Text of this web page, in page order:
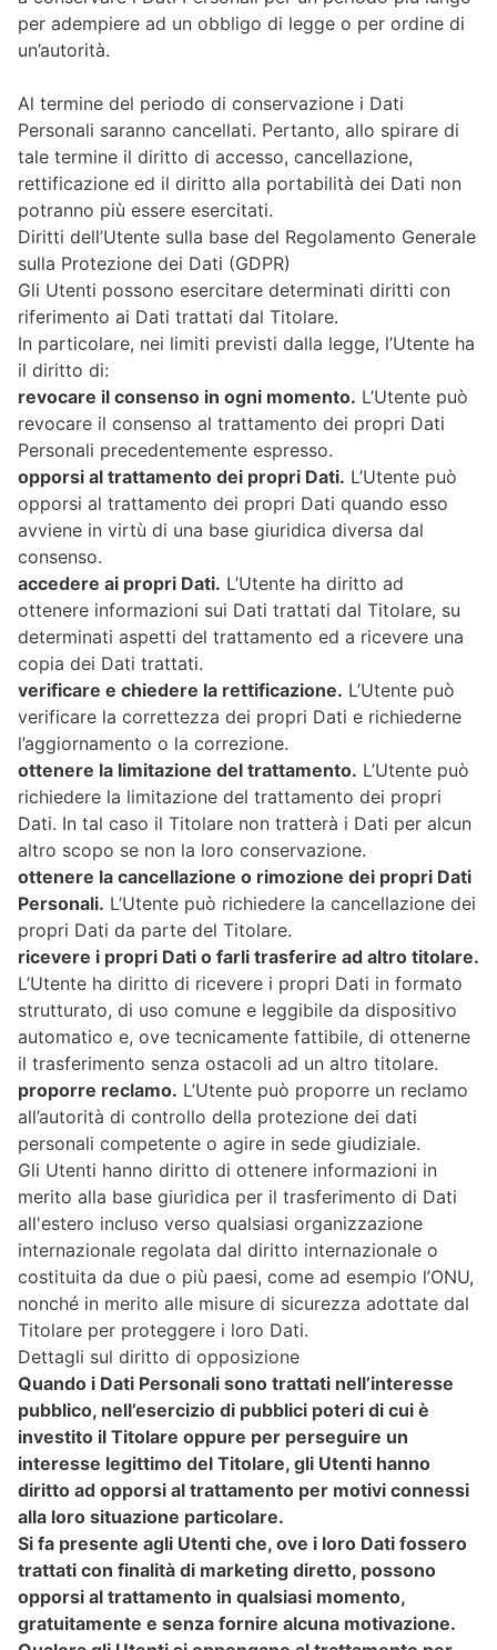
per adempiere ad un obbligo di legge o per ordine di
un’autorità.
Al termine del periodo di conservazione i Dati
Personali saranno cancellati. Pertanto, allo spirare di
tale termine il diritto di accesso, cancellazione,
rettificazione ed il diritto alla portabilità dei Dati non
potranno più essere esercitati.
Diritti dell’Utente sulla base del Regolamento Generale
sulla Protezione dei Dati (GDPR)
Gli Utenti possono esercitare determinati diritti con
riferimento ai Dati trattati dal Titolare.
In particolare, nei limiti previsti dalla legge, l’Utente ha
il diritto di:
revocare il consenso in ogni momento. L’Utente può
revocare il consenso al trattamento dei propri Dati
Personali precedentemente espresso.
opporsi al trattamento dei propri Dati. L’Utente può
opporsi al trattamento dei propri Dati quando esso
avviene in virtù di una base giuridica diversa dal
consenso.
accedere ai propri Dati. L’Utente ha diritto ad
ottenere informazioni sui Dati trattati dal Titolare, su
determinati aspetti del trattamento ed a ricevere una
copia dei Dati trattati.
verificare e chiedere la rettificazione. L’Utente può
verificare la correttezza dei propri Dati e richiederne
l’aggiornamento o la correzione.
ottenere la limitazione del trattamento. L’Utente può
richiedere la limitazione del trattamento dei propri
Dati. In tal caso il Titolare non tratterà i Dati per alcun
altro scopo se non la loro conservazione.
ottenere la cancellazione o rimozione dei propri Dati
Personali. L’Utente può richiedere la cancellazione dei
propri Dati da parte del Titolare.
ricevere i propri Dati o farli trasferire ad altro titolare.
L’Utente ha diritto di ricevere i propri Dati in formato
strutturato, di uso comune e leggibile da dispositivo
automatico e, ove tecnicamente fattibile, di ottenerne
il trasferimento senza ostacoli ad un altro titolare.
proporre reclamo. L’Utente può proporre un reclamo
all’autorità di controllo della protezione dei dati
personali competente o agire in sede giudiziale.
Gli Utenti hanno diritto di ottenere informazioni in
merito alla base giuridica per il trasferimento di Dati
all'estero incluso verso qualsiasi organizzazione
internazionale regolata dal diritto internazionale o
costituita da due o più paesi, come ad esempio l’ONU,
nonché in merito alle misure di sicurezza adottate dal
Titolare per proteggere i loro Dati.
Dettagli sul diritto di opposizione
Quando i Dati Personali sono trattati nell’interesse
pubblico, nell’esercizio di pubblici poteri di cui è
investito il Titolare oppure per perseguire un
interesse legittimo del Titolare, gli Utenti hanno
diritto ad opporsi al trattamento per motivi connessi
alla loro situazione particolare.
Si fa presente agli Utenti che, ove i loro Dati fossero
trattati con finalità di marketing diretto, possono
opporsi al trattamento in qualsiasi momento,
gratuitamente e senza fornire alcuna motivazione.